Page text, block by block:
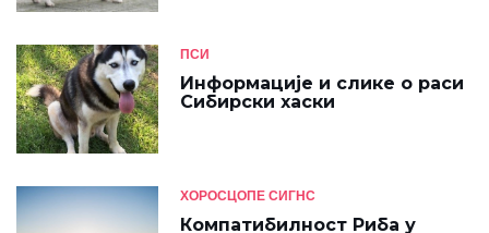
ПСИ
Информације и слике о раси
Сибирски хаски
ХОРОСЦОПЕ СИГНС
Компатибилност Риба у